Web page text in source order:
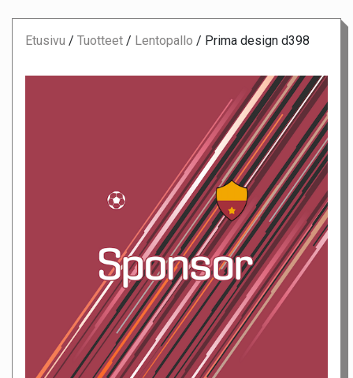
Etusivu / Tuotteet / Lentopallo / Prima design d398